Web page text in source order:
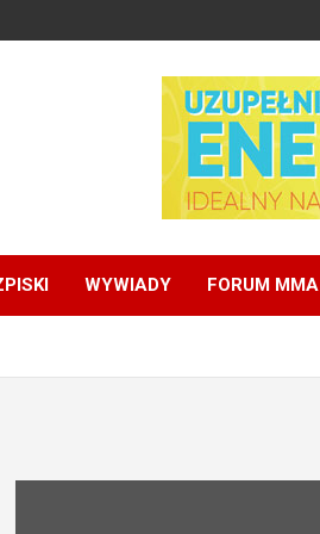
WYWIADY FORUM MMA